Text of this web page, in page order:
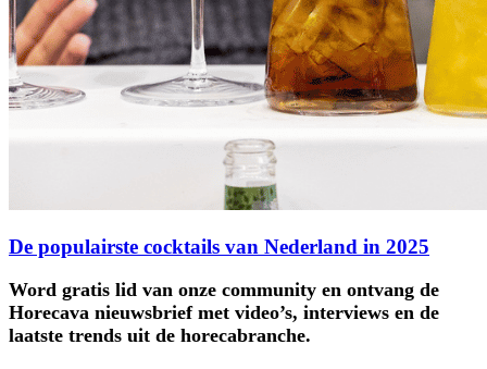
De populairste cocktails van Nederland in 2025
Word gratis lid van onze community en ontvang de
Horecava nieuwsbrief met video’s, interviews en de
laatste trends uit de horecabranche.